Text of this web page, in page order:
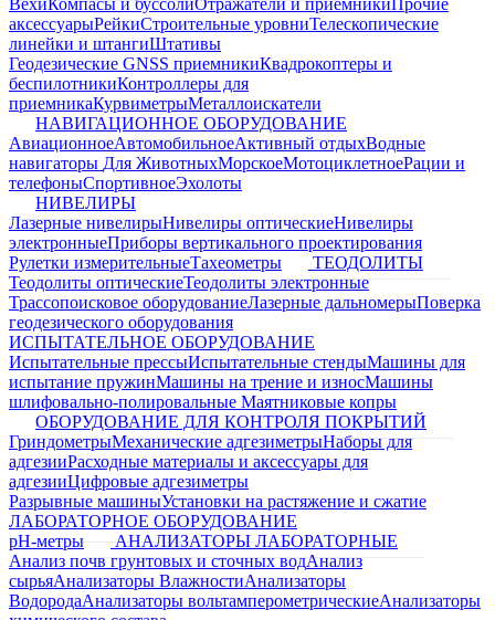
ВехиКомпасы и буссолиОтражатели и приёмникиПрочие
аксессуарыРейкиСтроительные уровниТелескопические
линейки и штангиШтативы
Геодезические GNSS приемникиКвадрокоптеры и
беспилотникиКонтроллеры для
приемникаКурвиметрыМеталлоискатели
НАВИГАЦИОННОЕ ОБОРУДОВАНИЕ
АвиационноеАвтомобильноеАктивный отдыхВодные
навигаторы Для ЖивотныхМорскоеМотоциклетноеРации и
телефоныСпортивноеЭхолоты
НИВЕЛИРЫ
Лазерные нивелирыНивелиры оптическиеНивелиры
электронныеПриборы вертикального проектирования
Рулетки измерительныеТахеометры
ТЕОДОЛИТЫ
Теодолиты оптическиеТеодолиты электронные
Трассопоисковое оборудованиеЛазерные дальномерыПоверка
геодезического оборудования
ИСПЫТАТЕЛЬНОЕ ОБОРУДОВАНИЕ
Испытательные прессыИспытательные стендыМашины для
испытание пружинМашины на трение и износМашины
шлифовально-полировальные Маятниковые копры
ОБОРУДОВАНИЕ ДЛЯ КОНТРОЛЯ ПОКРЫТИЙ
ГриндометрыМеханические адгезиметрыНаборы для
адгезииРасходные материалы и аксессуары для
адгезииЦифровые адгезиметры
Разрывные машиныУстановки на растяжение и сжатие
ЛАБОРАТОРНОЕ ОБОРУДОВАНИЕ
pH-метры
АНАЛИЗАТОРЫ ЛАБОРАТОРНЫЕ
Анализ почв грунтовых и сточных водАнализ
сырьяАнализаторы ВлажностиАнализаторы
ВодородаАнализаторы вольтамперометрическиеАнализаторы